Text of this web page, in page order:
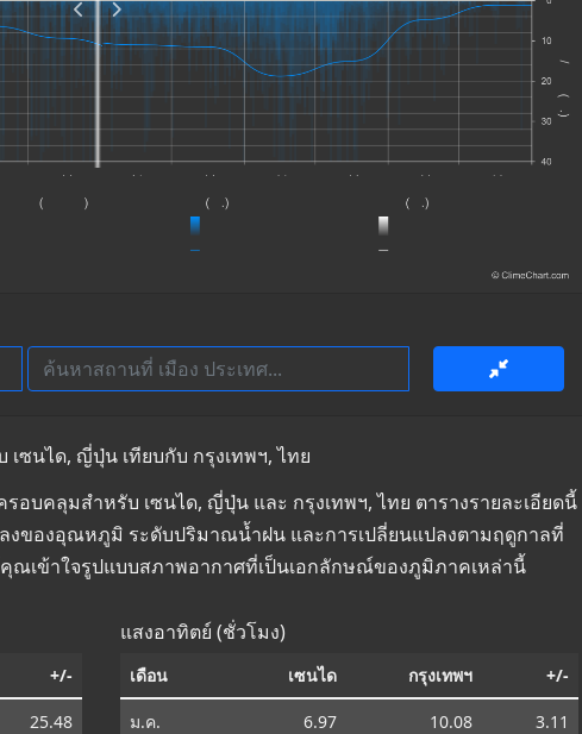
ซนได, ญี่ปุ่น เทียบกับ กรุงเทพฯ, ไทย
อบคลุมสำหรับ เซนได, ญี่ปุ่น และ กรุงเทพฯ, ไทย ตารางรายละเอียดนี้
งของอุณหภูมิ ระดับปริมาณน้ำฝน และการเปลี่ยนแปลงตามฤดูกาลที่
ณเข้าใจรูปแบบสภาพอากาศที่เป็นเอกลักษณ์ของภูมิภาคเหล่านี้
+/-
25.48
แสงอาทิตย์ (ชั่วโมง)
เดือน เซนได กรุงเทพฯ +/-
ม.ค. 6.97 10.08
3.11